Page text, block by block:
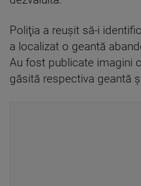
Poliţia a reuşit să-i
a localizat o geantă
Au fost publicate imagini
găsită respectiva geantă